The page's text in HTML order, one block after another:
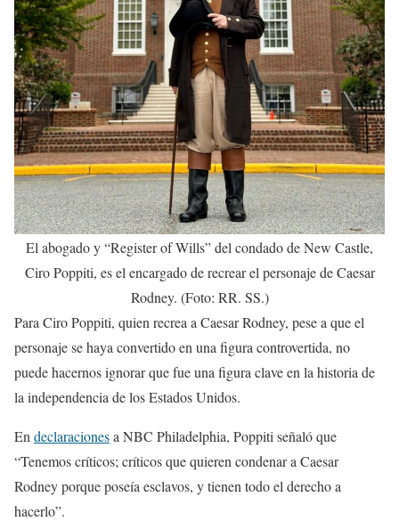
El abogado y “Register of Wills” del condado de New Castle,
Ciro Poppiti, es el encargado de recrear el personaje de Caesar
Rodney. (Foto: RR. SS.)
Para Ciro Poppiti, quien recrea a Caesar Rodney, pese a que el
personaje se haya convertido en una figura controvertida, no
puede hacernos ignorar que fue una figura clave en la historia de
la independencia de los Estados Unidos.
En declaracionesa NBC Philadelphia, Poppiti señaló que
“Tenemos críticos; críticos que quieren condenar a Caesar
Rodney porque poseía esclavos, y tienen todo el derecho a
hacerlo”.